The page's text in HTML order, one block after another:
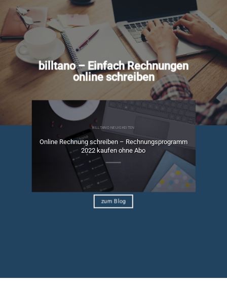
billtano – Einfach Rechnungen
online schreiben
BILLTANO NEUIGKEITEN
Online Rechnung schreiben – Rechnungsprogramm
2022 kaufen ohne Abo
zum Blog